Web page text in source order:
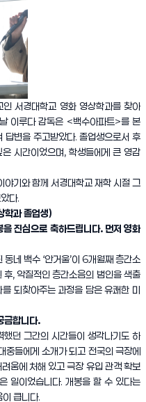
서경대학교 영화 영상학과를 찾아
이루다 감독은 <백수아파트>를 본
답변을 주고받았다. 졸업생으로서 후
시간이었으며, 학생들에게 큰 영감
기와 함께 서경대학교 재학 시절 그
다.
학과 졸업생)
진심으로 축하드립니다. 먼저 영화
네 백수 ‘안거울’이 6개월째 층간소
, 악질적인 층간소음의 범인을 색출
되찾아주는 과정을 담은 유쾌한 미
금합니다.
던 그간의 시간들이 생각나기도 하
중들에게 소개가 되고 전국의 극장에
움에 처해 있고 극장 유입 관객 확보
일이었습니다. 개봉을 할 수 있다는
큽니다.